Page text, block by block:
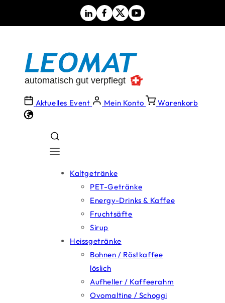
Aktuelles Event Mein Konto Warenkorb
Kaltgetränke
PET-Getränke
Energy-Drinks & Kaffee
Fruchtsäfte
Sirup
Heissgetränke
Bohnen / Röstkaffee
löslich
Aufheller / Kaffeerahm
Ovomaltine / Schoggi